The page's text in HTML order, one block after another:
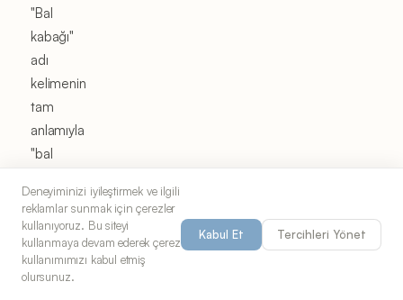
"Bal
kabağı"
adı
kelimenin
tam
anlamıyla
"bal
anlamına
gelir ve
balkabağının
düzgün
Deneyiminizi iyileştirmek ve ilgili
reklamlar sunmak için çerezler
kullanıyoruz. Bu siteyi
kullanmaya devam ederek çerez
kullanımımızı kabul etmiş
olursunuz.
Kabul Et Tercihleri Yönet